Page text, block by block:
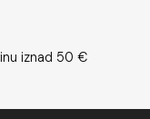
iznad 50 €